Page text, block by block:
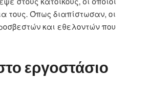
τους. Όπως διαπίστωσαν, οι
και εθελοντών που
εργοστάσιο